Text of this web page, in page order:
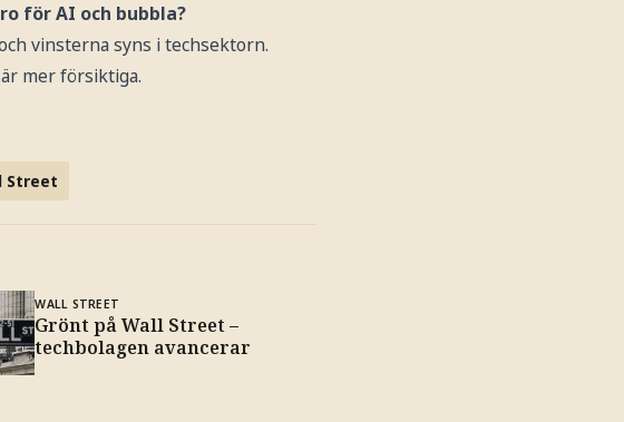
för AI och bubbla?
vinsterna syns i techsektorn.
mer försiktiga.
Street
WALL STREET
Grönt på Wall Street –
techbolagen avancerar